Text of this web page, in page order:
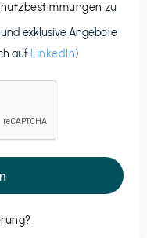
zu
exklusive Angebote
auf LinkedIn)